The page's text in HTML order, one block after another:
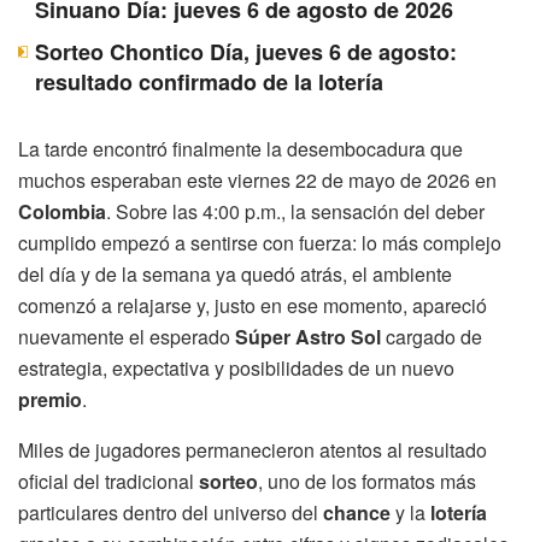
Sinuano Día: jueves 6 de agosto de 2026
Sorteo Chontico Día, jueves 6 de agosto:
resultado confirmado de la lotería
La tarde encontró finalmente la desembocadura que
muchos esperaban este viernes 22 de mayo de 2026 en
Colombia. Sobre las 4:00 p.m., la sensación del deber
cumplido empezó a sentirse con fuerza: lo más complejo
del día y de la semana ya quedó atrás, el ambiente
comenzó a relajarse y, justo en ese momento, apareció
nuevamente el esperadoSúper Astro Solcargado de
estrategia, expectativa y posibilidades de un nuevo
premio.
Miles de jugadores permanecieron atentos al resultado
oficial del tradicional sorteo, uno de los formatos más
particulares dentro del universo del chancey la lotería